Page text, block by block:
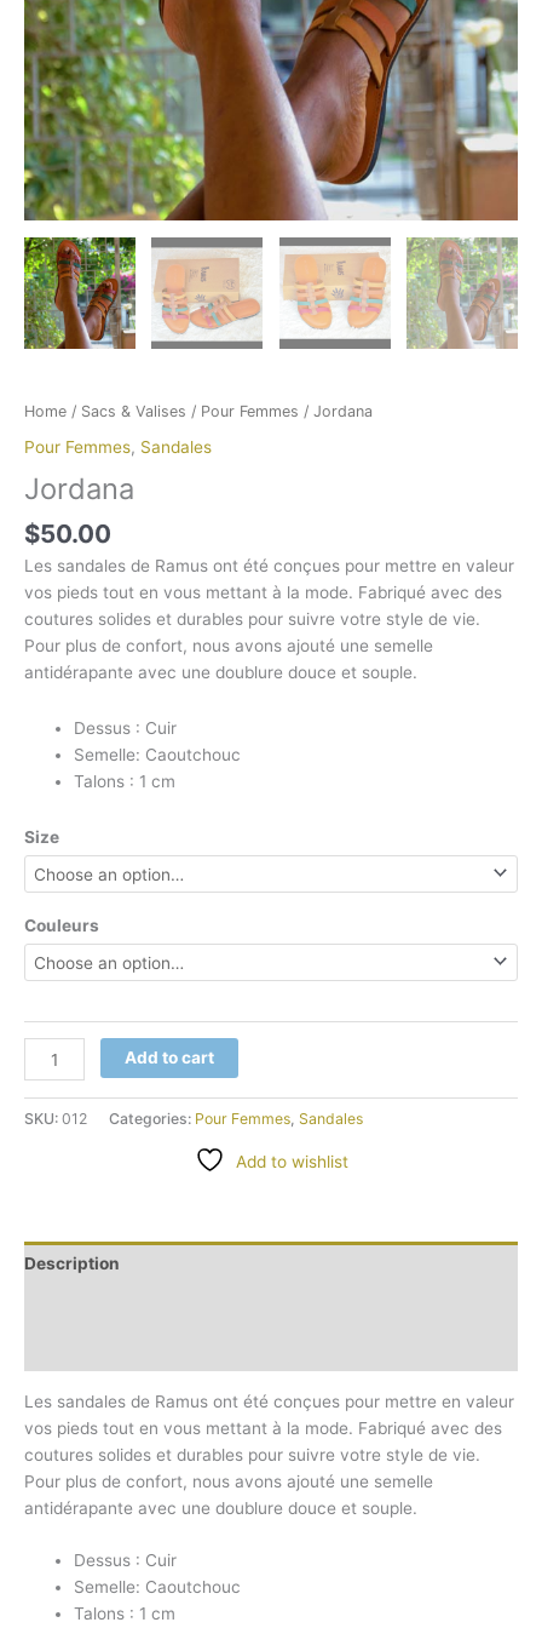
Home / Sacs & Valises / Pour Femmes / Jordana
Pour Femmes, Sandales
Jordana
$50.00
Les sandales de Ramus ont été conçues pour mettre en valeur
vos pieds tout en vous mettant à la mode. Fabriqué avec des
coutures solides et durables pour suivre votre style de vie.
Pour plus de confort, nous avons ajouté une semelle
antidérapante avec une doublure douce et souple.
Dessus : Cuir
Semelle: Caoutchouc
Talons : 1 cm
Size
Couleurs
Add to cart
SKU: 012 Categories: Pour Femmes, Sandales
Add to wishlist
Description
Les sandales de Ramus ont été conçues pour mettre en valeur
vos pieds tout en vous mettant à la mode. Fabriqué avec des
coutures solides et durables pour suivre votre style de vie.
Pour plus de confort, nous avons ajouté une semelle
antidérapante avec une doublure douce et souple.
Dessus : Cuir
Semelle: Caoutchouc
Talons : 1 cm